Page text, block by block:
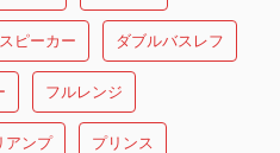
スピーカー ダブルバスレフ
フルレンジ
アンプ プリンス